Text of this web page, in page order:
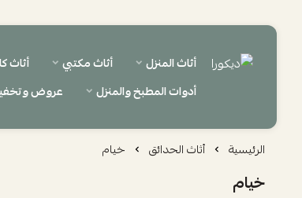
أثاث المنزل أثاث مكتبي أثاث
أدوات المطبخ والمنزل
عروض
الرئيسية أثاث الحدائق خيام
خيام